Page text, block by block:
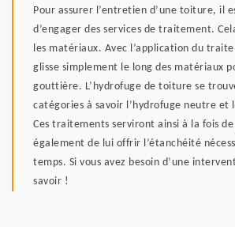
Pour assurer l’entretien d’une toiture, il
d’engager des services de traitement.
les matériaux. Avec l’application du
glisse simplement le long des matériaux
gouttière. L’hydrofuge de toiture se
catégories à savoir l’hydrofuge neutre et
Ces traitements serviront ainsi à la fois
également de lui offrir l’étanchéité
temps. Si vous avez besoin d’une
savoir !